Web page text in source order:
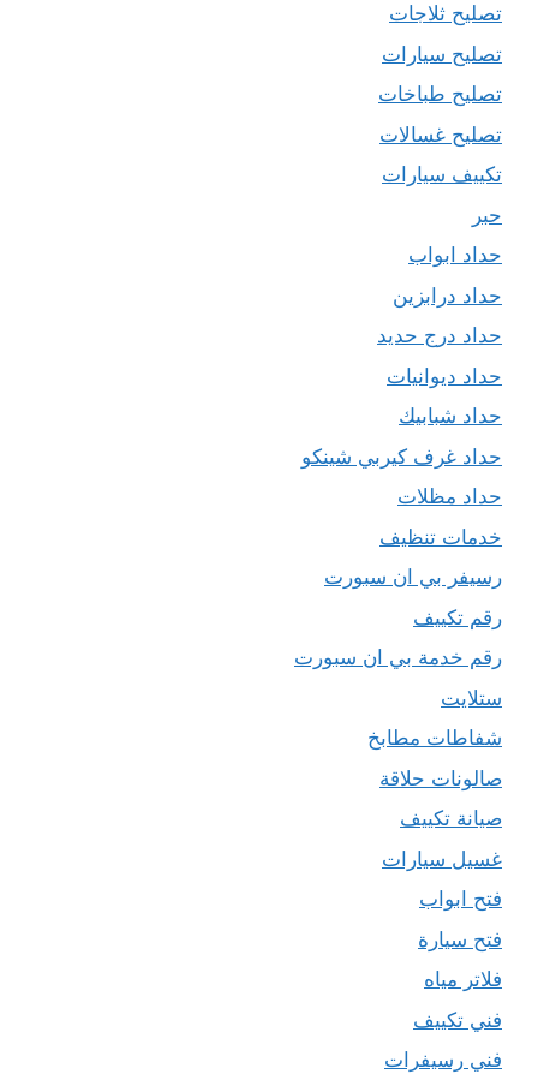
تصليح ثلاجات
تصليح سيارات
تصليح طباخات
تصليح غسالات
تكييف سيارات
حبر
حداد ابواب
حداد درابزين
حداد درج حديد
حداد ديوانيات
حداد شبابيك
حداد غرف كيربي شينكو
حداد مظلات
خدمات تنظيف
رسيفر بي ان سبورت
رقم تكييف
رقم خدمة بي ان سبورت
ستلايت
شفاطات مطابخ
صالونات حلاقة
صيانة تكييف
غسيل سيارات
فتح ابواب
فتح سيارة
فلاتر مياه
فني تكييف
فني رسيفرات